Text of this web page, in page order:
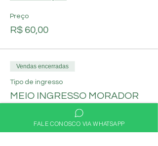
Preço
R$ 60,00
Vendas encerradas
Tipo de ingresso
MEIO INGRESSO MORADOR
Preço
FALE CONOSCO VIA WHATSAPP